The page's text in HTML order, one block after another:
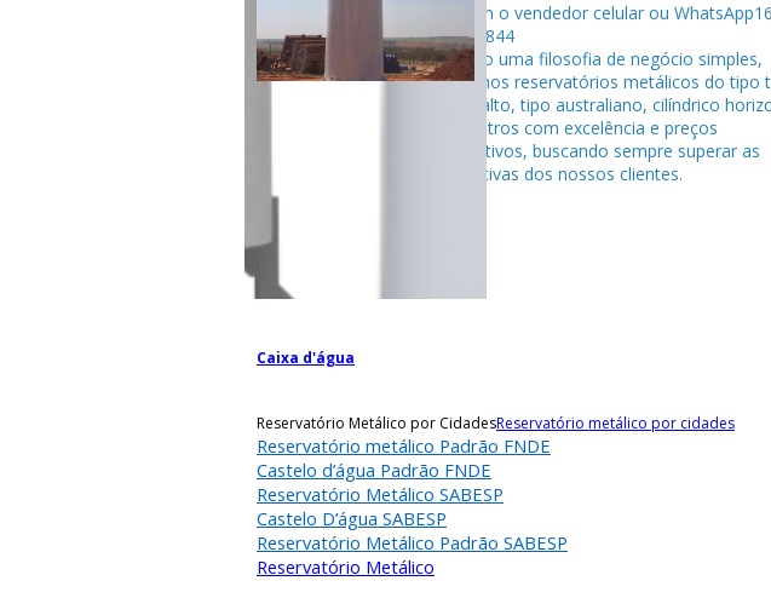
Fale com o vendedor celular ou
99795-2844
Seguindo uma filosofia de negócio simples,
fabricamos reservatórios metálicos do tipo
tubular alto, tipo australiano, cilíndrico
entre outros com excelência e preços
competitivos, buscando sempre superar as
espectativas dos nossos clientes.
Caixa d'água
Reservatório Metálico por CidadesReservatório metálico por cidades
Reservatório metálico Padrão FNDE
Castelo d’água Padrão FNDE
Reservatório Metálico SABESP
Castelo D’água SABESP
Reservatório Metálico Padrão SABESP
Reservatório Metálico